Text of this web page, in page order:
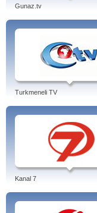
Gunaz.tv
Turkmeneli TV
Kanal 7